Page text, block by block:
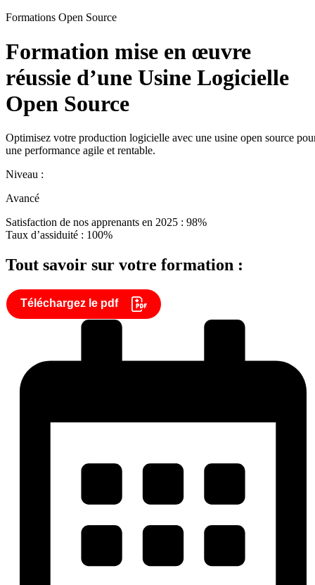
Formations Open Source
Formation mise en œuvre
réussie d’une Usine Logicielle
Open Source
Optimisez votre production logicielle avec une usine open source
une performance agile et rentable.
Niveau :
Avancé
Satisfaction de nos apprenants en 2025 : 98%
Taux d’assiduité : 100%
Tout savoir sur votre formation :
Téléchargez le pdf